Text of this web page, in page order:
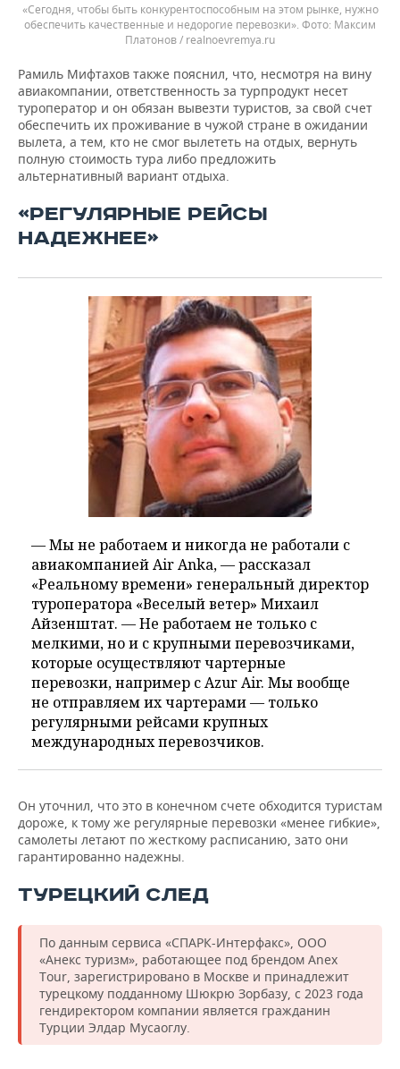
«Сегодня, чтобы быть конкурентоспособным на этом рынке, нужно
обеспечить качественные и недорогие перевозки».
Максим
Платонов / realnoevremya.ru
Рамиль Мифтахов также пояснил, что, несмотря на вину
авиакомпании, ответственность за турпродукт несет
туроператор и он обязан вывезти туристов, за свой счет
обеспечить их проживание в чужой стране в ожидании
вылета, а тем, кто не смог вылететь на отдых, вернуть
полную стоимость тура либо предложить
альтернативный вариант отдыха.
«РЕГУЛЯРНЫЕ РЕЙСЫ
НАДЕЖНЕЕ»
— Мы не работаем и никогда не работали с
авиакомпанией Air Anka, — рассказал
«Реальному времени» генеральный директор
туроператора «Веселый ветер» Михаил
Айзенштат. — Не работаем не только с
мелкими, но и с крупными перевозчиками,
которые осуществляют чартерные
перевозки, например с Azur Air. Мы вообще
не отправляем их чартерами — только
регулярными рейсами крупных
международных перевозчиков.
Он уточнил, что это в конечном счете обходится туристам
дороже, к тому же регулярные перевозки «менее гибкие»,
самолеты летают по жесткому расписанию, зато они
гарантированно надежны.
ТУРЕЦКИЙ СЛЕД
По данным сервиса «СПАРК-Интерфакс», ООО
«Анекс туризм», работающее под брендом Anex
Tour, зарегистрировано в Москве и принадлежит
турецкому подданному Шюкрю Зорбазу, с 2023 года
гендиректором компании является гражданин
Турции Элдар Мусаоглу.